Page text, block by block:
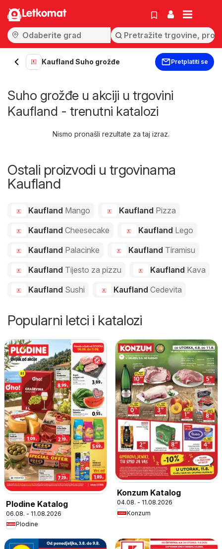
Letkomat
Kaufland Suho grožđe Pretplatiti se
Suho grožđe u akciji u trgovini
Kaufland - trenutni katalozi
Nismo pronašli rezultate za taj izraz.
Ostali proizvodi u trgovinama
Kaufland
Kaufland Mango Kaufland Pizza
Kaufland Cheesecake Kaufland Lego
Kaufland Palacinke Kaufland Tiramisu
Kaufland Tijesto za pizzu Kaufland Kava
Kaufland Sushi Kaufland Cedevita
Popularni letci i katalozi
Plodine Katalog
06.08. - 11.08.2026
Plodine
Konzum Katalog
04.08. - 11.08.2026
Konzum